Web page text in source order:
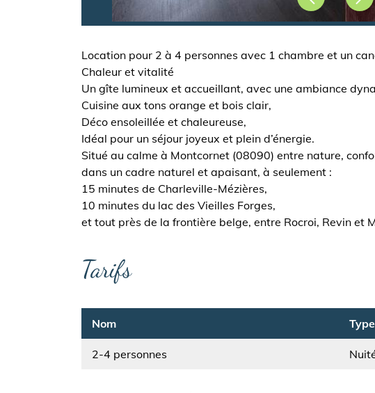
Location pour 2 à 4 personnes avec 1 chambre et un
Chaleur et vitalité
Un gîte lumineux et accueillant, avec une ambiance
Cuisine aux tons orange et bois clair,
Déco ensoleillée et chaleureuse,
Idéal pour un séjour joyeux et plein d’énergie.
Situé au calme à Montcornet (08090) entre nature,
dans un cadre naturel et apaisant, à seulement :
15 minutes de Charleville-Mézières,
10 minutes du lac des Vieilles Forges,
et tout près de la frontière belge, entre Rocroi, Revin et
Tarifs
Nom
2-4 personnes
Type